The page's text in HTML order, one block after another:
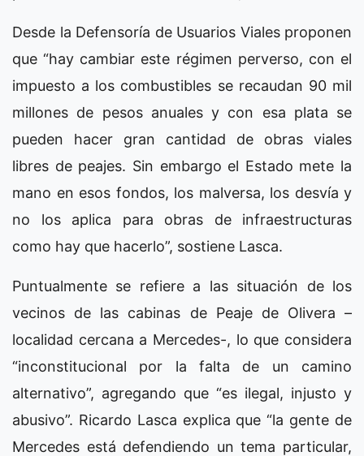
Desde la Defensoría de Usuarios Viales proponen
que “hay cambiar este régimen perverso, con el
impuesto a los combustibles se recaudan 90 mil
millones de pesos anuales y con esa plata se
pueden hacer gran cantidad de obras viales
libres de peajes. Sin embargo el Estado mete la
mano en esos fondos, los malversa, los desvía y
no los aplica para obras de infraestructuras
como hay que hacerlo”, sostiene Lasca.
Puntualmente se refiere a las situación de los
vecinos de las cabinas de Peaje de Olivera –
localidad cercana a Mercedes-, lo que considera
“inconstitucional por la falta de un camino
alternativo”, agregando que “es ilegal, injusto y
abusivo”. Ricardo Lasca explica que “la gente de
Mercedes está defendiendo un tema particular,